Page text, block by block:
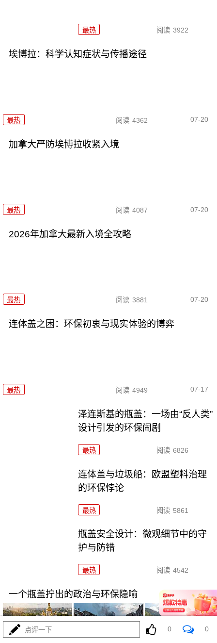
最热 阅读 3922
埃博拉：科学认知症状与传播途径
最热 阅读 4362 07-20
加拿大严防埃博拉收紧入境
最热 阅读 4087 07-20
2026年加拿大最新入境全攻略
最热 阅读 3881 07-20
连体盖之困：环保初衷与现实体验的博弈
最热 阅读 4949 07-17
泽连斯基的瓶盖：一场由“反人类”
设计引发的环保闹剧
最热 阅读 6826
连体盖与垃圾船：欧盟塑料治理
的环保悖论
最热 阅读 5861
瓶盖安全设计：微观细节中的守
护与防错
最热 阅读 4542
一个瓶盖拧出的政治与环保隐喻
点评一下 0 0